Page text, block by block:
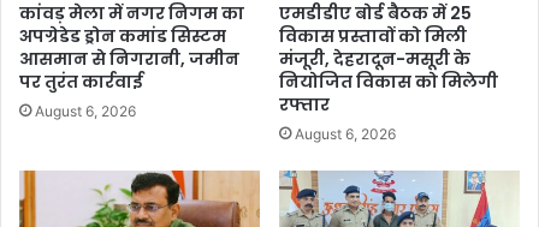
कांवड़ मेला में नगर निगम का
अपग्रेडेड ड्रोन कमांड सिस्टम
आसमान से निगरानी, जमीन
पर तुरंत कार्रवाई
August 6, 2026
एमडीडीए बोर्ड बैठक में 25
विकास प्रस्तावों को मिली
मंजूरी, देहरादून-मसूरी के
नियोजित विकास को मिलेगी
रफ्तार
August 6, 2026